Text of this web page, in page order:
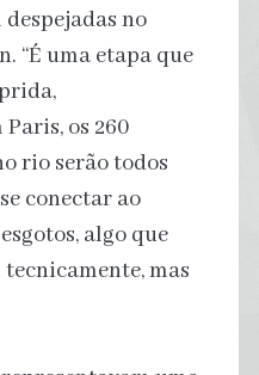
despejadas no
“É uma etapa que
os 260
rio serão todos
conectar ao
algo que
mas